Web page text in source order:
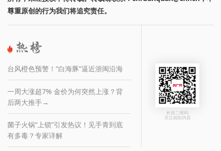
尊重原创的行为我们将追究责任。
台风橙色预警！“白海豚”逼近浙闽沿海
一周大涨超7% 金价为何突然上涨？背
后两大推手→
菌子火锅“上锁”引发热议！见手青到底
有多毒？专家详解
长按二维码
关注精彩内容